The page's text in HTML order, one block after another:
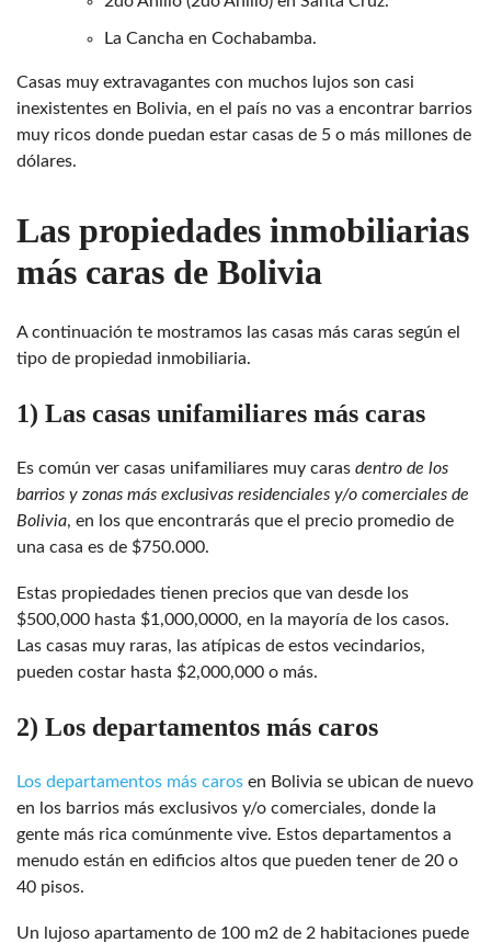
La Cancha en Cochabamba.
Casas muy extravagantes con muchos lujos son casi
inexistentes en Bolivia, en el país no vas a encontrar barrios
muy ricos donde puedan estar casas de 5 o más millones de
dólares.
Las propiedades inmobiliarias
más caras de Bolivia
A continuación te mostramos las casas más caras según el
tipo de propiedad inmobiliaria.
1) Las casas unifamiliares más caras
Es común ver casas unifamiliares muy caras dentro de los
barrios y zonas más exclusivas residenciales y/o comerciales de
Bolivia, en los que encontrarás que el precio promedio de
una casa es de $750.000.
Estas propiedades tienen precios que van desde los
$500,000 hasta $1,000,0000, en la mayoría de los casos.
Las casas muy raras, las atípicas de estos vecindarios,
pueden costar hasta $2,000,000 o más.
2) Los departamentos más caros
Los departamentos más caros en Bolivia se ubican de nuevo
en los barrios más exclusivos y/o comerciales, donde la
gente más rica comúnmente vive. Estos departamentos a
menudo están en edificios altos que pueden tener de 20 o
40 pisos.
Un lujoso apartamento de 100 m2 de 2 habitaciones puede